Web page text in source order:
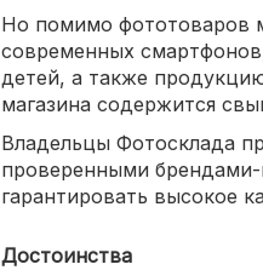
Но помимо фототоваров
современных
детей, а также
магазина содержится
Владельцы Фотосклада
проверенными
гарантировать высокое
Достоинства